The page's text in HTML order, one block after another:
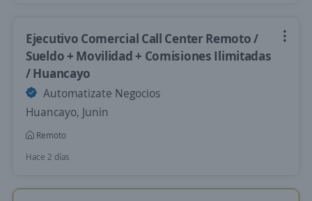
Ejecutivo Comercial Call Center Remoto /
Sueldo + Movilidad + Comisiones Ilimitadas
/ Huancayo
Automatizate Negocios
Huancayo, Junin
Remoto
Hace 2 días